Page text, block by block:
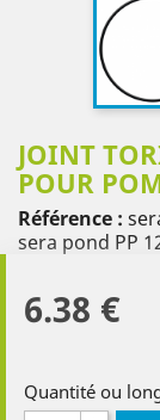
JOINT
POUR
Référence :
sera pond PP
6.38 €
Quantité ou